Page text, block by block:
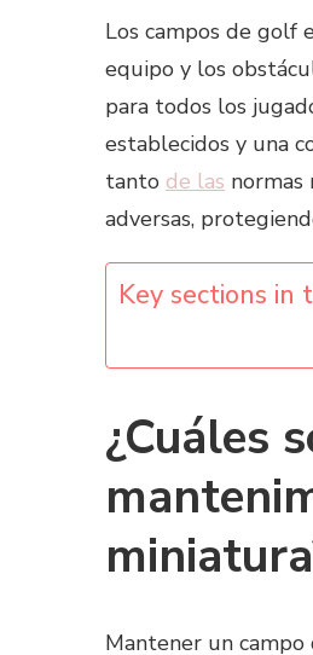
Los campos de golf
equipo y los
para todos los
establecidos y una
tanto de las normas
adversas,
Key sections in
¿Cuáles
Mantener un